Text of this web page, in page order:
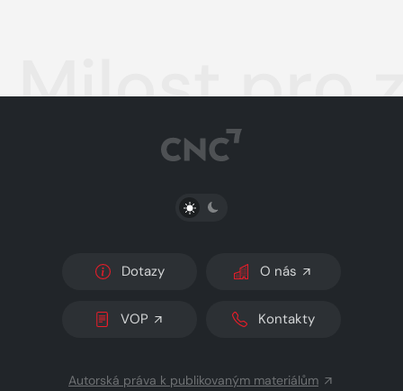
Milost pro
PŘEPNOUT SVĚTLÝ/TMAVÝ REŽIM
Dotazy O nás
VOP Kontakty
Autorská práva k publikovaným materiálům